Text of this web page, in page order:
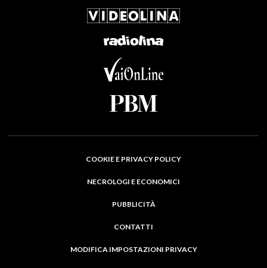
COOKIE E PRIVACY POLICY
NECROLOGI E ECONOMICI
PUBBLICITÀ
CONTATTI
MODIFICA IMPOSTAZIONI PRIVACY